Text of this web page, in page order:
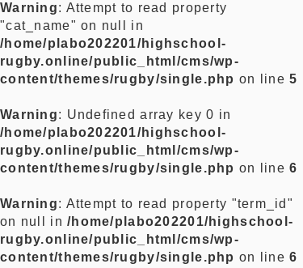
お問い合わせ
Warning: Attempt to read property
"cat_name" on null in
/home/plabo202201/highschool-
rugby.online/public_html/cms/wp-
content/themes/rugby/single.php on line5
Warning: Undefined array key 0 in
/home/plabo202201/highschool-
rugby.online/public_html/cms/wp-
content/themes/rugby/single.php on line6
Warning: Attempt to read property "term_id"
on null in/home/plabo202201/highschool-
rugby.online/public_html/cms/wp-
content/themes/rugby/single.php on line6